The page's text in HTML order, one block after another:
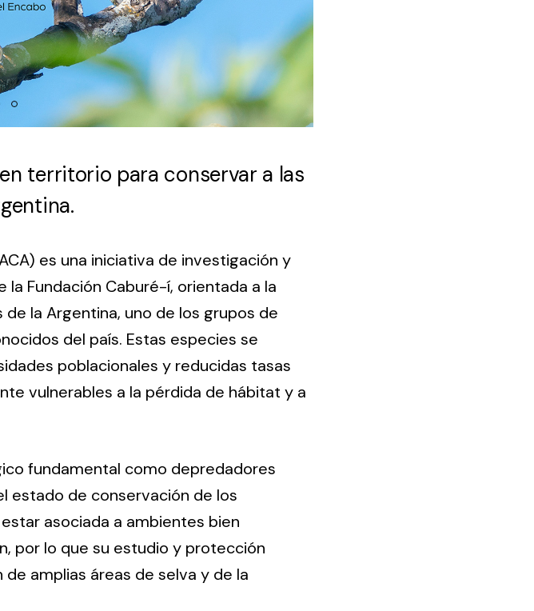
territorio para conservar a las
es una iniciativa de investigación y
Fundación Caburé-í, orientada a la
la Argentina, uno de los grupos de
del país. Estas especies se
poblacionales y reducidas tasas
vulnerables a la pérdida de hábitat y a
fundamental como depredadores
estado de conservación de los
asociada a ambientes bien
por lo que su estudio y protección
amplias áreas de selva y de la